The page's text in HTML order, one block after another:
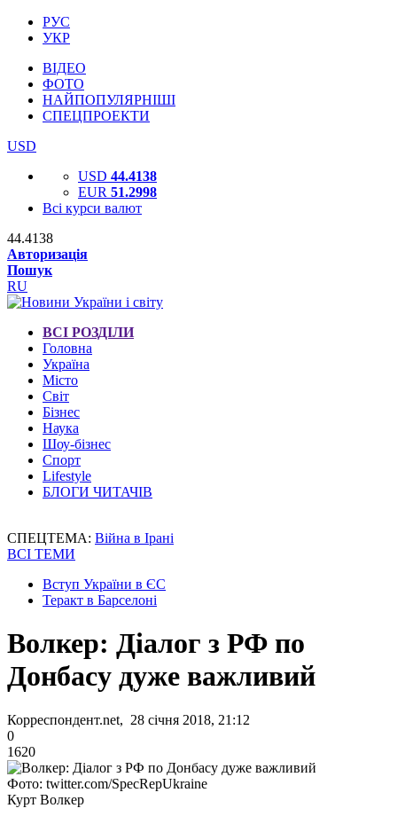
РУС
УКР
ВІДЕО
ФОТО
НАЙПОПУЛЯРНІШІ
СПЕЦПРОЕКТИ
USD
USD 44.4138
EUR 51.2998
Всі курси валют
44.4138
Авторизація
Пошук
RU
ВСІ РОЗДІЛИ
Головна
Україна
Місто
Світ
Бізнес
Наука
Шоу-бізнес
Спорт
Lifestyle
БЛОГИ ЧИТАЧІВ
СПЕЦТЕМА: Війна в Ірані
ВСІ ТЕМИ
Вступ України в ЄС
Теракт в Барселоні
Волкер: Діалог з РФ по
Донбасу дуже важливий
Корреспондент.net, 28 січня 2018, 21:12
0
1620
Фото: twitter.com/SpecRepUkraine
Курт Волкер